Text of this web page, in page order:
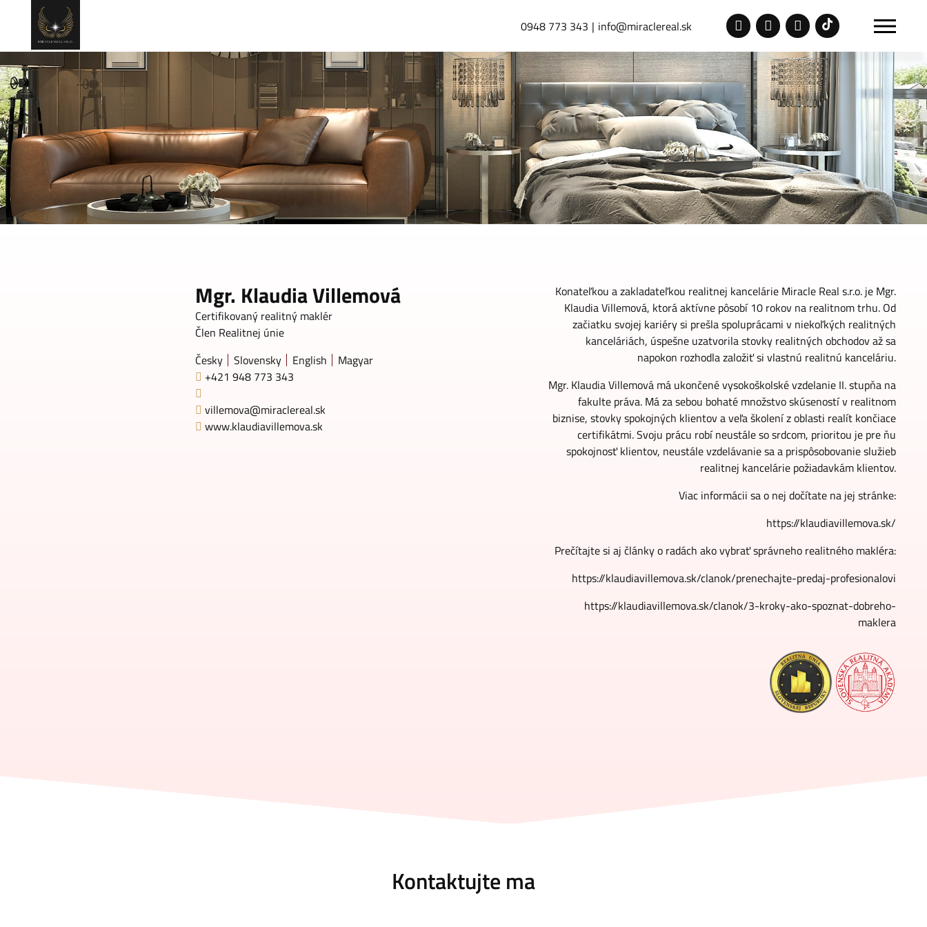
0948 773 343 info@miraclereal.sk
Mgr. Klaudia Villemová
Certifikovaný realitný maklér
Člen Realitnej únie
Česky
Slovensky English
Magyar
+421 948 773 343
villemova@miraclereal.sk
www.klaudiavillemova.sk
Konateľkou a zakladateľkou realitnej kancelárie Miracle Real s.r.o. je Mgr.
Klaudia Villemová, ktorá aktívne pôsobí 10 rokov na realitnom trhu. Od
začiatku svojej kariéry si prešla spoluprácami v niekoľkých realitných
kanceláriách, úspešne uzatvorila stovky realitných obchodov až sa
napokon rozhodla založiť si vlastnú realitnú kanceláriu.
Mgr. Klaudia Villemová má ukončené vysokoškolské vzdelanie II. stupňa na
fakulte práva. Má za sebou bohaté množstvo skúseností v realitnom
biznise, stovky spokojných klientov a veľa školení z oblasti realít končiace
certifikátmi. Svoju prácu robí neustále so srdcom, prioritou je pre ňu
spokojnosť klientov, neustále vzdelávanie sa a prispôsobovanie služieb
realitnej kancelárie požiadavkám klientov.
Viac informácii sa o nej dočítate na jej stránke:
https://klaudiavillemova.sk/
Prečítajte si aj články o radách ako vybrať správneho realitného makléra:
https://klaudiavillemova.sk/clanok/prenechajte-predaj-profesionalovi
https://klaudiavillemova.sk/clanok/3-kroky-ako-spoznat-dobreho-
maklera
Kontaktujte ma